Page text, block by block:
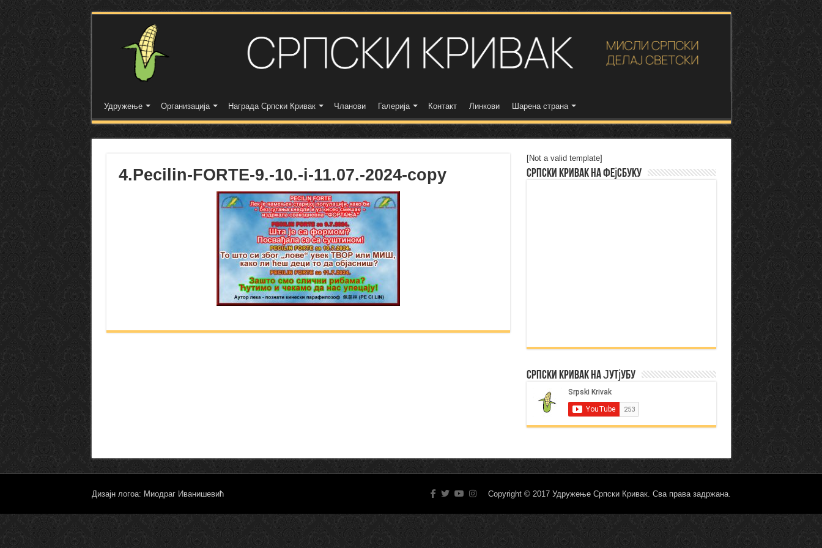
Удружење Организација Награда Српски Кривак Чланови Галерија Контакт Линкови Шарена страна
4.Pecilin-FORTE-9.-10.-i-11.07.-2024-copy
[Not a valid template]
Српски Кривак на Фејсбуку
Српски Кривак на Јутјубу
Copyright © 2017 Удружење Српски Кривак. Сва права задржана.
Дизајн логоа: Миодраг Иванишевић